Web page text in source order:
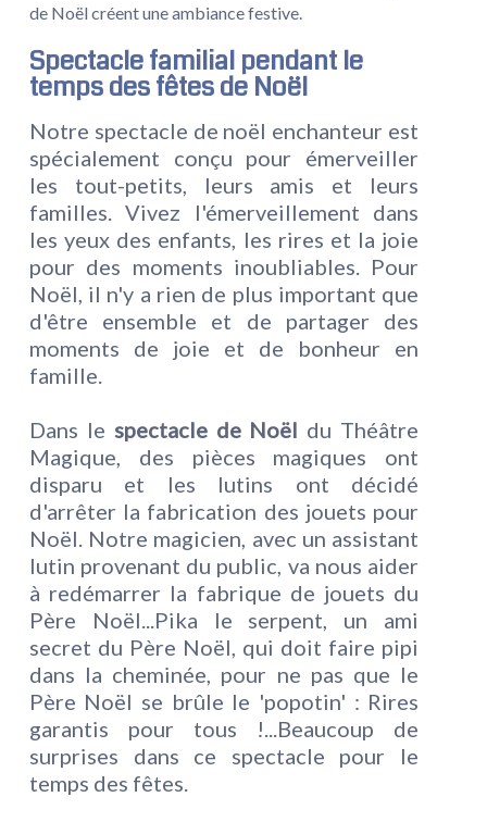
de Noël créent une ambiance festive.
Spectacle familial pendant le
temps des fêtes de Noël
Notre spectacle de noël enchanteur est
spécialement conçu pour émerveiller
les tout-petits, leurs amis et leurs
familles. Vivez l'émerveillement dans
les yeux des enfants, les rires et la joie
pour des moments inoubliables. Pour
Noël, il n'y a rien de plus important que
d'être ensemble et de partager des
moments de joie et de bonheur en
famille.
Dans le spectacle de Noël du Théâtre
Magique, des pièces magiques ont
disparu et les lutins ont décidé
d'arrêter la fabrication des jouets pour
Noël. Notre magicien, avec un assistant
lutin provenant du public, va nous aider
à redémarrer la fabrique de jouets du
Père Noël...Pika le serpent, un ami
secret du Père Noël, qui doit faire pipi
dans la cheminée, pour ne pas que le
Père Noël se brûle le 'popotin' : Rires
garantis pour tous !...Beaucoup de
surprises dans ce spectacle pour le
temps des fêtes.